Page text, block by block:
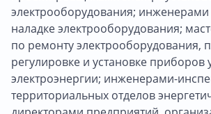
электрооборудования;
наладке электрооборудования;
по ремонту электрооборудования,
регулировке и установке приборов
электроэнергии; инженерами-
территориальных отделов